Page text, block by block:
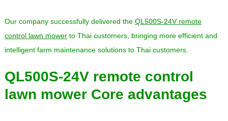
Our company successfully delivered the QL500S-24V remote
control lawn mower to Thai customers, bringing more efficient and
intelligent farm maintenance solutions to Thai customers.
QL500S-24V remote control
lawn mower Core advantages